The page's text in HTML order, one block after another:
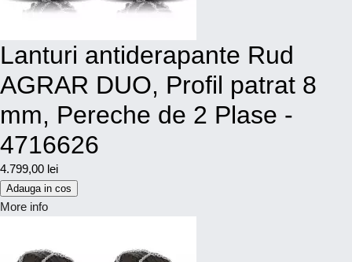
Lanturi antiderapante Rud
AGRAR DUO, Profil patrat 8
mm, Pereche de 2 Plase -
4716626
4.799,00 lei
Adauga in cos
More info